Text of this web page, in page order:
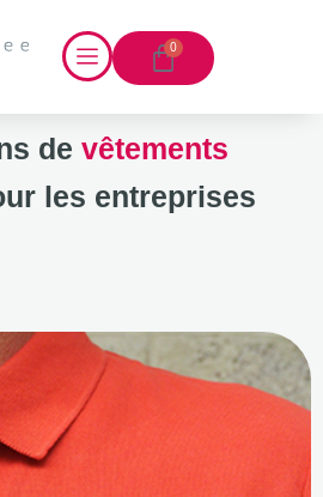
0
de vêtements
les entreprises